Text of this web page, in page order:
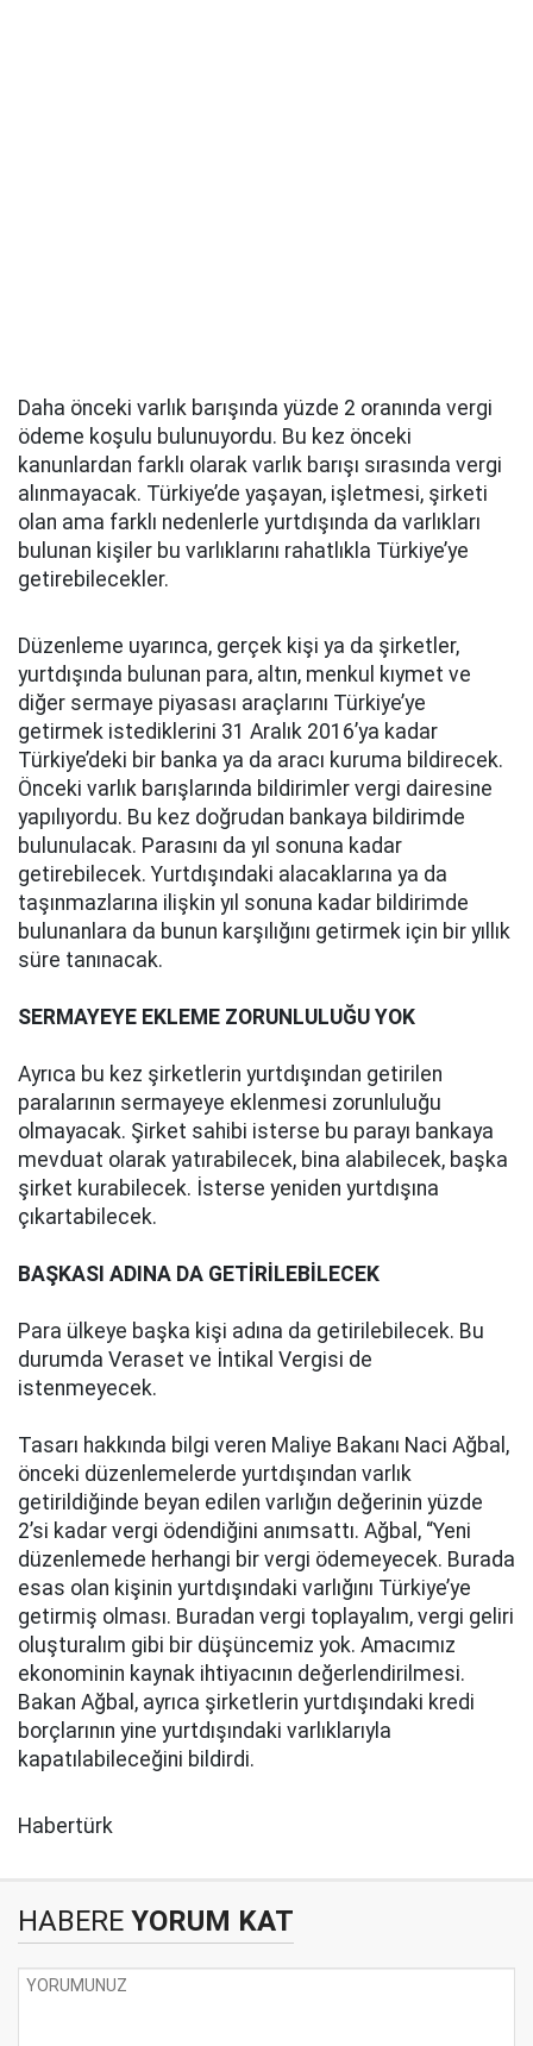
Daha önceki varlık barışında yüzde 2 oranında vergi
ödeme koşulu bulunuyordu. Bu kez önceki
kanunlardan farklı olarak varlık barışı sırasında vergi
alınmayacak. Türkiye’de yaşayan, işletmesi, şirketi
olan ama farklı nedenlerle yurtdışında da varlıkları
bulunan kişiler bu varlıklarını rahatlıkla Türkiye’ye
getirebilecekler.
Düzenleme uyarınca, gerçek kişi ya da şirketler,
yurtdışında bulunan para, altın, menkul kıymet ve
diğer sermaye piyasası araçlarını Türkiye’ye
getirmek istediklerini 31 Aralık 2016’ya kadar
Türkiye’deki bir banka ya da aracı kuruma bildirecek.
Önceki varlık barışlarında bildirimler vergi dairesine
yapılıyordu. Bu kez doğrudan bankaya bildirimde
bulunulacak. Parasını da yıl sonuna kadar
getirebilecek. Yurtdışındaki alacaklarına ya da
taşınmazlarına ilişkin yıl sonuna kadar bildirimde
bulunanlara da bunun karşılığını getirmek için bir yıllık
süre tanınacak.
SERMAYEYE EKLEME ZORUNLULUĞU YOK
Ayrıca bu kez şirketlerin yurtdışından getirilen
paralarının sermayeye eklenmesi zorunluluğu
olmayacak. Şirket sahibi isterse bu parayı bankaya
mevduat olarak yatırabilecek, bina alabilecek, başka
şirket kurabilecek. İsterse yeniden yurtdışına
çıkartabilecek.
BAŞKASI ADINA DA GETİRİLEBİLECEK
Para ülkeye başka kişi adına da getirilebilecek. Bu
durumda Veraset ve İntikal Vergisi de
istenmeyecek.
Tasarı hakkında bilgi veren Maliye Bakanı Naci Ağbal,
önceki düzenlemelerde yurtdışından varlık
getirildiğinde beyan edilen varlığın değerinin yüzde
2’si kadar vergi ödendiğini anımsattı. Ağbal, “Yeni
düzenlemede herhangi bir vergi ödemeyecek. Burada
esas olan kişinin yurtdışındaki varlığını Türkiye’ye
getirmiş olması. Buradan vergi toplayalım, vergi geliri
oluşturalım gibi bir düşüncemiz yok. Amacımız
ekonominin kaynak ihtiyacının değerlendirilmesi.
Bakan Ağbal, ayrıca şirketlerin yurtdışındaki kredi
borçlarının yine yurtdışındaki varlıklarıyla
kapatılabileceğini bildirdi.
Habertürk
HABERE YORUM KAT